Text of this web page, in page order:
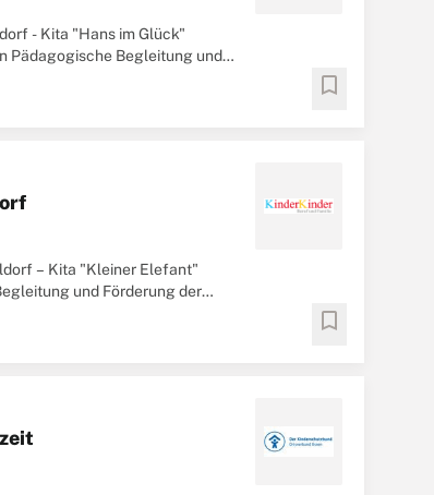
- Kita "Hans im Glück"
Pädagogische Begleitung und
bookmark
– Kita "Kleiner Elefant"
und Förderung der
bookmark